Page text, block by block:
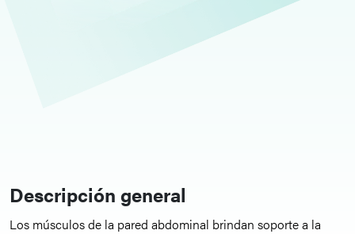
Descripción general
Los músculos de la pared abdominal brindan soporte a la